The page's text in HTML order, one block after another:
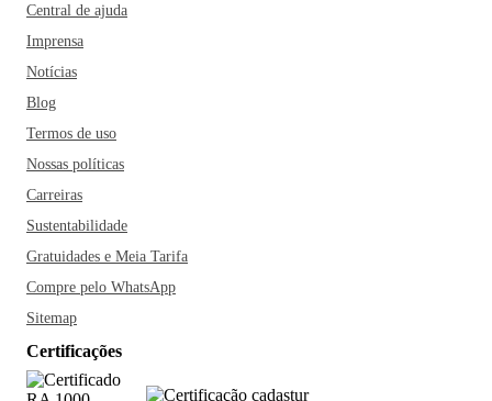
Central de ajuda
Imprensa
Notícias
Blog
Termos de uso
Nossas políticas
Carreiras
Sustentabilidade
Gratuidades e Meia Tarifa
Compre pelo WhatsApp
Sitemap
Certificações